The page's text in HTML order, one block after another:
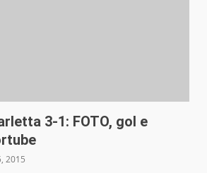
3-1: FOTO, gol e
2015